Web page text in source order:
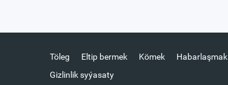
Töleg Eltip bermek Kömek
Habarlaşmak
Gizlinlik syýasaty